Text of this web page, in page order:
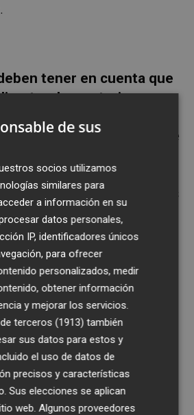
tener en cuenta que
a las materias
una cobertura contra la
en este episodio de
en materias
que tampoco debemos
sectores o empresas
de la capacidad de subir
de los gobiernos
la idea de que es
invirtiendo en temáticas
largo plazo como la
. Sin embargo, esta
nos movemos no es
dejar de tener en el
de los principales
del mundo, empeñados en
de sus
socios utilizamos
similares para
a información en su
datos personales,
IP, identificadores únicos
para ofrecer
personalizados, medir
obtener información
y mejorar los servicios.
terceros (1913) también
sus datos para estos y
el uso de datos de
precisos y características
Sus elecciones se aplican
web. Algunos proveedores